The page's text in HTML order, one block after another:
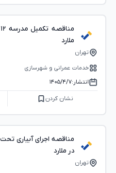
ملارد
تهران
خدمات عمرانی و شهرسازی
انتشار:۱۴۰۵/۴/۷
نشان کردن
مناقصه اجرای آبیاری
در ملارد
تهران